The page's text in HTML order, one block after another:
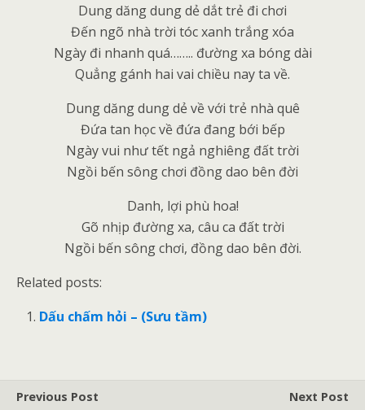
Dung dăng dung dẻ dắt trẻ đi chơi
Đến ngõ nhà trời tóc xanh trắng xóa
Ngày đi nhanh quá…….. đường xa bóng dài
Quẳng gánh hai vai chiều nay ta về.
Dung dăng dung dẻ về với trẻ nhà quê
Đứa tan học về đứa đang bới bếp
Ngày vui như tết ngả nghiêng đất trời
Ngồi bến sông chơi đồng dao bên đời
Danh, lợi phù hoa!
Gõ nhịp đường xa, câu ca đất trời
Ngồi bến sông chơi, đồng dao bên đời.
Related posts:
Dấu chấm hỏi – (Sưu tầm)
Previous Post
Next Post